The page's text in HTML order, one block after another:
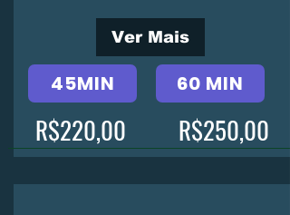
Ver Mais
45MIN 60 MIN
R$220,00 R$250,00